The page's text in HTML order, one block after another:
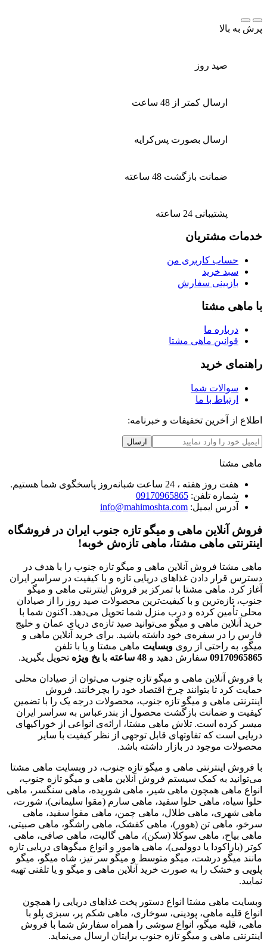
پرش به بالا
صید روز
ارسال کمتر از 48 ساعت
ارسال بصورت پس‌کرایه
ضمانت بازگشت 48 ساعته
پشتیبانی 24 ساعته
خدمات مشتریان
حساب کاربری من
سبد خرید
بازبینی سفارش
با ماهی مشتا
درباره ما
قوانین ماهی مشتا
راهنمای خرید
سوالات شما
ارتباط با ما
اطلاع از آخرین تخفیفات و خبرنامه:
ارسال
ماهی مشتا
هفت روز هفته ، 24 ساعت شبانه‌روز پاسخگوی شما هستیم.
شماره تلفن: 09170965865
آدرس ایمیل: info@mahimoshta.com
فروش آنلاین ماهی و میگو تازه جنوب ایران در فروشگاه
اینترنتی ماهی مشتا، ماهی تازه‌ش خوبه!
ماهی مشتا فروش آنلاین ماهی و میگو تازه جنوب را با هدف در
دسترس قرار دادن غذاهای دریایی تازه و با کیفیت در سراسر ایران
آغاز کرد. ماهی مشتا با تمرکز بر فروش اینترنتی ماهی و میگو
جنوب، تازه‌ترین و با کیفیت‌ترین محصولات صید روز را از صیادان
محلی تأمین کرده و درب منزل شما تحویل می‌دهد. اکنون شما با
خرید آنلاین ماهی و میگو می‌توانید صید تازه‌ی دریای عمان و خلیج
فارس را در سفره‌ی خود داشته باشید. برای خرید آنلاین ماهی و
میگو، به راحتی از روی وبسایت ماهی مشتا و یا با تلفن
09170965865 سفارش دهید و 48 ساعته با یخ ویژه تحویل بگیرید.
با فروش آنلاین ماهی و میگو تازه جنوب می‌توان از صیادان محلی
حمایت کرد تا بتوانند چرخ اقتصاد خود را بچرخانند. فروش
اینترنتی ماهی و میگو تازه جنوب، محصولات درجه یک را با تضمین
کیفیت و ضمانت بازگشت محصول از بندرعباس به سراسر ایران
میسر کرده است. تلاش ماهی مشتا، ارائه‌ی انواعی از خوراکیهای
دریایی است که تفاوتهای قابل توجهی از نظر کیفیت با سایر
محصولات موجود در بازار داشته باشد.
با فروش اینترنتی ماهی و میگو تازه جنوب، در وبسایت ماهی مشتا
می‌توانید به کمک سیستم فروش آنلاین ماهی و میگو تازه جنوب،
انواع ماهی همچون ماهی شیر، ماهی شوریده، ماهی سنگسر، ماهی
حلوا سیاه، ماهی حلوا سفید، ماهی سارم (مقوا سلیمانی)، شورت،
ماهی شهری، ماهی طلال، ماهی چمن، ماهی مقوا سفید، ماهی
سرخو، ماهی تن (هوور)، ماهی کفشک، ماهی راشگو، ماهی صبیتی،
ماهی بیاح، ماهی سوکلا (سکن)، ماهی گالیت، ماهی صافی، ماهی
کوتر (باراکودا یا دوولمی)، ماهی هامور و انواع میگوهای دریایی تازه
مانند میگو درشت، میگو متوسط و میگو سر تیز، شاه میگو، میگو
پلویی و خشک را به صورت خرید آنلاین ماهی و میگو و یا تلفنی تهیه
نمایید.
وبسایت ماهی مشتا انواع دستور پخت غذاهای دریایی را همچون
انواع قلیه ماهی، پودینی، سوخاری، ماهی شکم پر، سبزی پلو با
ماهی، قلیه میگو، انواع سوشی را همراه سفارش شما با فروش
اینترنتی ماهی و میگو تازه جنوب برایتان ارسال می‌نماید.